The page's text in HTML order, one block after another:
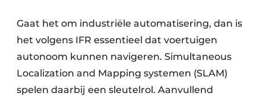
Gaat het om industriële automatisering, dan is
het volgens IFR essentieel dat voertuigen
autonoom kunnen navigeren. Simultaneous
Localization and Mapping systemen (SLAM)
spelen daarbij een sleutelrol. Aanvullend